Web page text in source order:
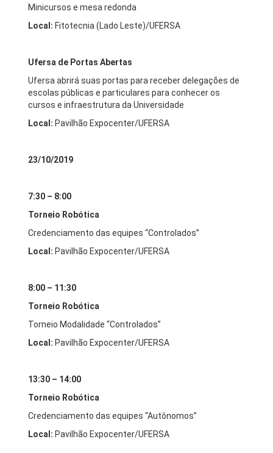
Minicursos e mesa redonda
Local: Fitotecnia (Lado Leste)/UFERSA
Ufersa de Portas Abertas
Ufersa abrirá suas portas para receber delegações de
escolas públicas e particulares para conhecer os
cursos e infraestrutura da Universidade
Local: Pavilhão Expocenter/UFERSA
23/10/2019
7:30 – 8:00
Torneio Robótica
Credenciamento das equipes “Controlados”
Local: Pavilhão Expocenter/UFERSA
8:00 – 11:30
Torneio Robótica
Torneio Modalidade “Controlados”
Local: Pavilhão Expocenter/UFERSA
13:30 – 14:00
Torneio Robótica
Credenciamento das equipes “Autônomos”
Local: Pavilhão Expocenter/UFERSA